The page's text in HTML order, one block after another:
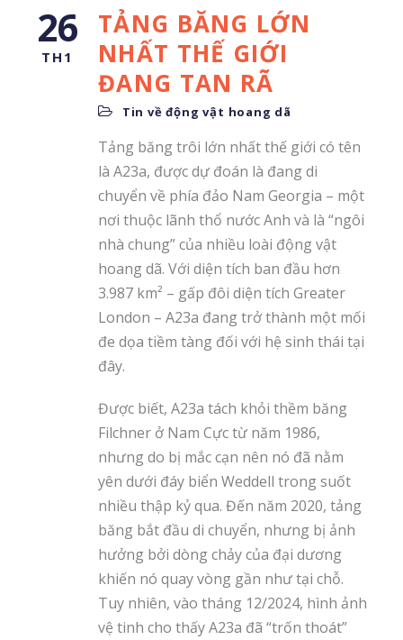
26
TH1
TẢNG BĂNG LỚN
NHẤT THẾ GIỚI
ĐANG TAN RÃ
Tin về động vật hoang dã
Tảng băng trôi lớn nhất thế giới có tên
là A23a, được dự đoán là đang di
chuyển về phía đảo Nam Georgia – một
nơi thuộc lãnh thổ nước Anh và là “ngôi
nhà chung” của nhiều loài động vật
hoang dã. Với diện tích ban đầu hơn
3.987 km² – gấp đôi diện tích Greater
London – A23a đang trở thành một mối
đe dọa tiềm tàng đối với hệ sinh thái tại
đây.
Được biết, A23a tách khỏi thềm băng
Filchner ở Nam Cực từ năm 1986,
nhưng do bị mắc cạn nên nó đã nằm
yên dưới đáy biển Weddell trong suốt
nhiều thập kỷ qua. Đến năm 2020, tảng
băng bắt đầu di chuyển, nhưng bị ảnh
hưởng bởi dòng chảy của đại dương
khiến nó quay vòng gần như tại chỗ.
Tuy nhiên, vào tháng 12/2024, hình ảnh
vệ tinh cho thấy A23a đã “trốn thoát”